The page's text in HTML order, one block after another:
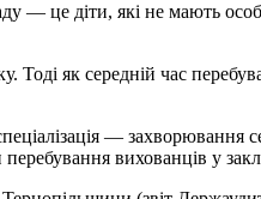
— це діти, які не мають
Тоді як середній час
— захворювання
перебування вихованців у